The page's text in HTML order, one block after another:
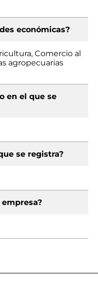
económicas?
Comercio al
agropecuarias
en el que se
se registra?